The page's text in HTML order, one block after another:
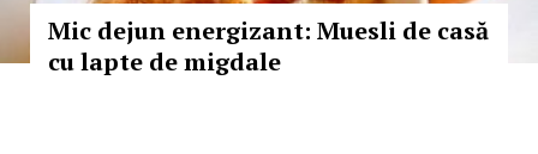
Mic dejun energizant: Muesli de casă
cu lapte de migdale